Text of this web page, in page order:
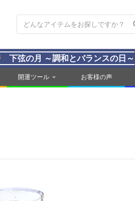
下弦の月 ～調和とバランスの日～
開運ツール お客様の声